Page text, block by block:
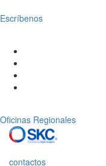
Escríbenos
Oficinas Regionales
contactos